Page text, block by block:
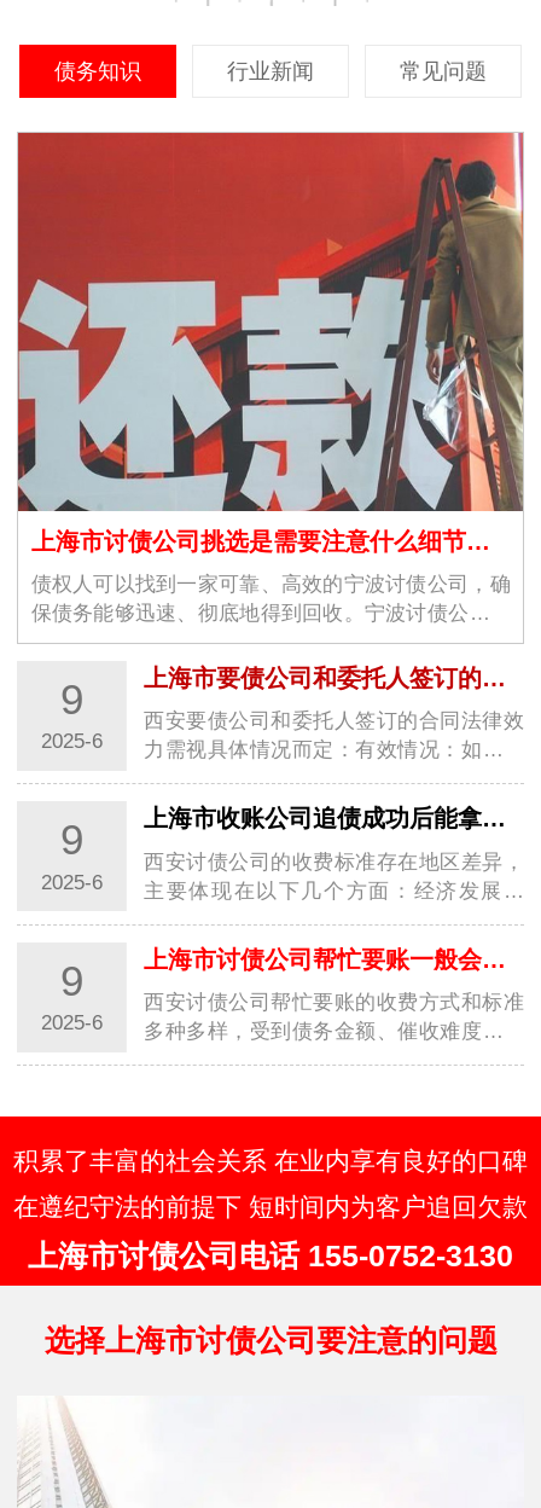
债务知识 行业新闻 常见问题
上海市讨债公司挑选是需要注意什么细节呢？
债权人可以找到一家可靠、高效的宁波讨债公司，确
保债务能够迅速、彻底地得到回收。宁波讨债公司的
选择不仅仅是为了解决眼前的经济问题，更是为了维
护商业环境的稳定与良好运作。随着商业交易的增加
和…9
2025-6
上海市要债公司和委托人签订的合同是否具有法律效力
西安要债公司和委托人签订的合同法律效
力需视具体情况而定：有效情况：如果西
安要债公司是经依法注册登记，经营范围
包含为企业或个人提供债务追讨服务，并
严格按照法律规定和合法程序进行追债活
动的专…
9
2025-6
上海市收账公司追债成功后能拿到多少报酬?
西安讨债公司的收费标准存在地区差异，
主要体现在以下几个方面：经济发展水
平：经济发达地区如上海、北京、深圳
等，由于生活成本高、市场竞争激烈，西
安讨债公司运营成本也高，同时对专业人
才需求大，…
9
2025-6
上海市讨债公司帮忙要账一般会收取多少费用?
西安讨债公司帮忙要账的收费方式和标准
多种多样，受到债务金额、催收难度等诸
多因素的影响，以下是一些常见的收费情
回金额的百分比收取，通常为 10%-50%。
简单案…
积累了丰富的社会关系 在业内享有良好的口碑
在遵纪守法的前提下 短时间内为客户追回欠款
上海市讨债公司电话 155-0752-3130
选择上海市讨债公司要注意的问题